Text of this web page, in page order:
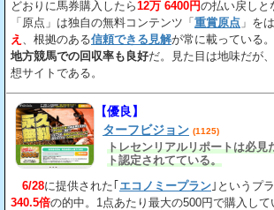
どおりに馬券購入したら12万 6400円の払い戻しと
「原点」は独自の無料コンテンツ「 重賞原点 」を
え
、根拠のある信頼できる見解が常に載っている。
地方競馬での回収率も良好だ。見た目は地味だが
想サイトである。
【優良】
ターフビジョン (1125)
トレセンリアルリポートは必見
ト認定されてている。
6/28に提供された｢ エコノミープラン ｣というプ
340.5倍の的中。1点あたり最大の500円で購入して